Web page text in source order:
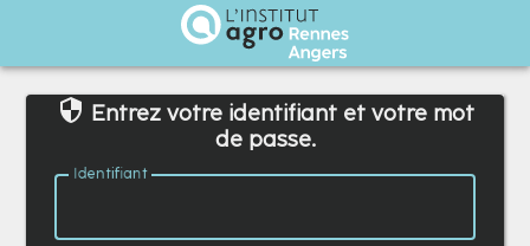
Institut Agro Rennes Angers
Entrez votre identifiant et votre mot
de passe.
Identifiant :